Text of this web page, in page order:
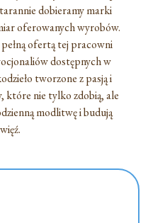
dobieramy marki
oferowanych wyrobów.
pełną ofertą tej pracowni
dostępnych w
tworzone z pasją i
które nie tylko zdobią, ale
modlitwę i budują